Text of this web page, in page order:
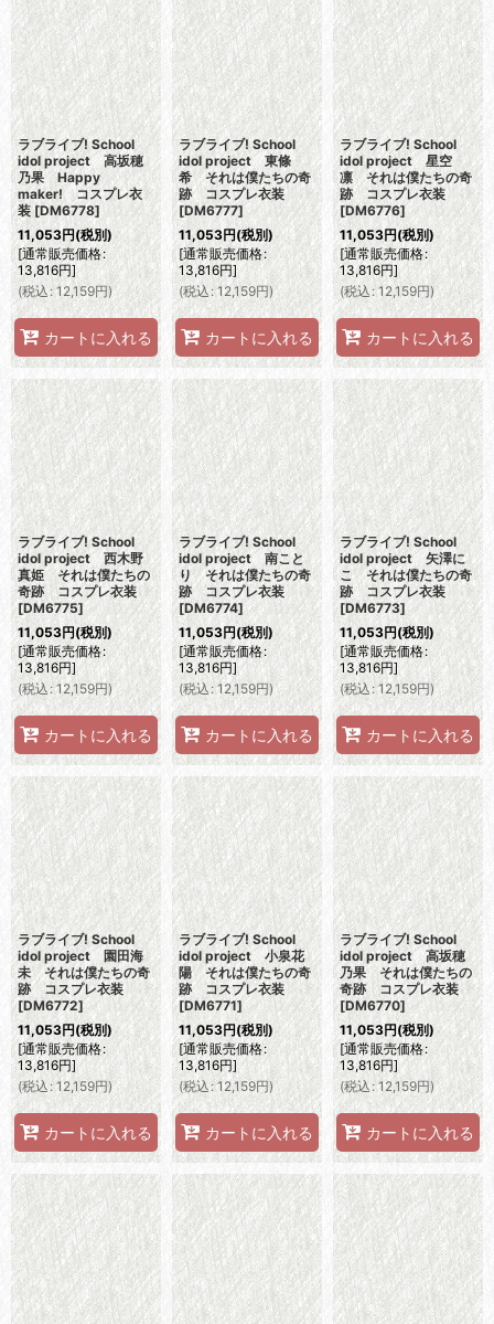
ラブライブ! School
idol project 高坂穂
乃果 Happy
maker! コスプレ衣
装 [DM6778]
11,053円(税別)
[通常販売価格:
13,816円]
(税込 : 12,159円)
カートに入れる
ラブライブ! School
idol project 東條
希 それは僕たちの奇
跡 コスプレ衣装
[DM6777]
11,053円(税別)
[通常販売価格:
13,816円]
(税込 : 12,159円)
カートに入れる
ラブライブ! School
idol project 星空
凛 それは僕たちの奇
跡 コスプレ衣装
[DM6776]
11,053円(税別)
[通常販売価格:
13,816円]
(税込 : 12,159円)
カートに入れる
ラブライブ! School
idol project 西木野
真姫 それは僕たちの
奇跡 コスプレ衣装
[DM6775]
11,053円(税別)
[通常販売価格:
13,816円]
(税込 : 12,159円)
カートに入れる
ラブライブ! School
idol project 南こと
り それは僕たちの奇
跡 コスプレ衣装
[DM6774]
11,053円(税別)
[通常販売価格:
13,816円]
(税込 : 12,159円)
カートに入れる
ラブライブ! School
idol project 矢澤に
こ それは僕たちの奇
跡 コスプレ衣装
[DM6773]
11,053円(税別)
[通常販売価格:
13,816円]
(税込: 12,159円)
カートに入れる
ラブライブ! School
idol project 園田海
未 それは僕たちの奇
跡 コスプレ衣装
[DM6772]
11,053円(税別)
[通常販売価格:
13,816円]
(税込 : 12,159円)
カートに入れる
ラブライブ! School
idol project 小泉花
陽 それは僕たちの奇
跡 コスプレ衣装
[DM6771]
11,053円(税別)
[通常販売価格:
13,816円]
(税込: 12,159円)
カートに入れる
ラブライブ! School
idol project 高坂穂
乃果 それは僕たちの
奇跡 コスプレ衣装
[DM6770]
11,053円(税別)
[通常販売価格:
13,816円]
(税込 : 12,159円)
カートに入れる